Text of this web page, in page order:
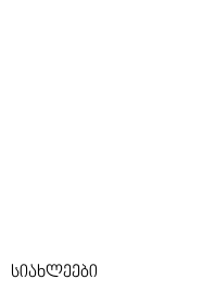
სიახლეები